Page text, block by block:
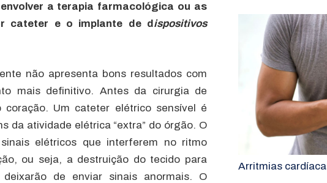
a terapia farmacológica ou as
cateter e o implante de dispositivos
não apresenta bons resultados com
mais definitivo. Antes da cirurgia de
Um cateter elétrico sensível é
da atividade elétrica “extra” do órgão. O
elétricos que interferem no ritmo
ou seja, a destruição do tecido para
de enviar sinais anormais. O
Arritmias